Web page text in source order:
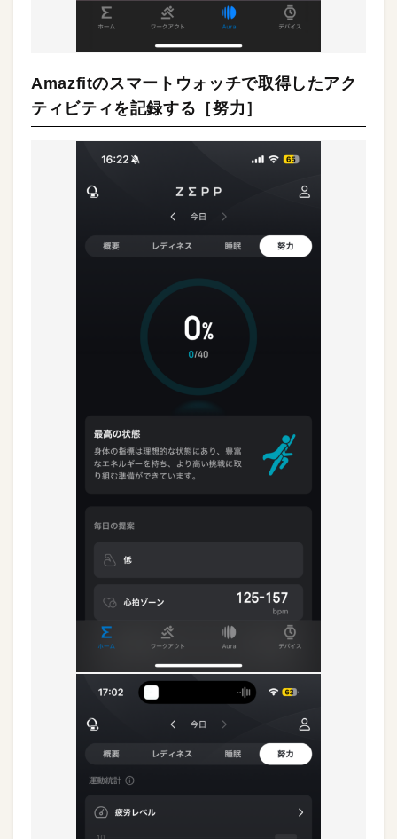
Amazfitのスマートウォッチで取得したアク
ティビティを記録する［努力］